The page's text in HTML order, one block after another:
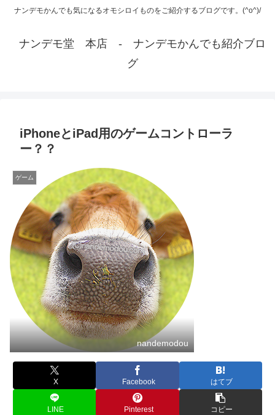
ナンデモかんでも気になるオモシロイものをご紹介するブログです。(^o^)/
ナンデモ堂 本店 - ナンデモかんでも紹介ブロ
グ
iPhoneとiPad用のゲームコントローラ
ー？？
ゲーム
nandemodou
X Facebook はてブ
LINE Pinterest コピー